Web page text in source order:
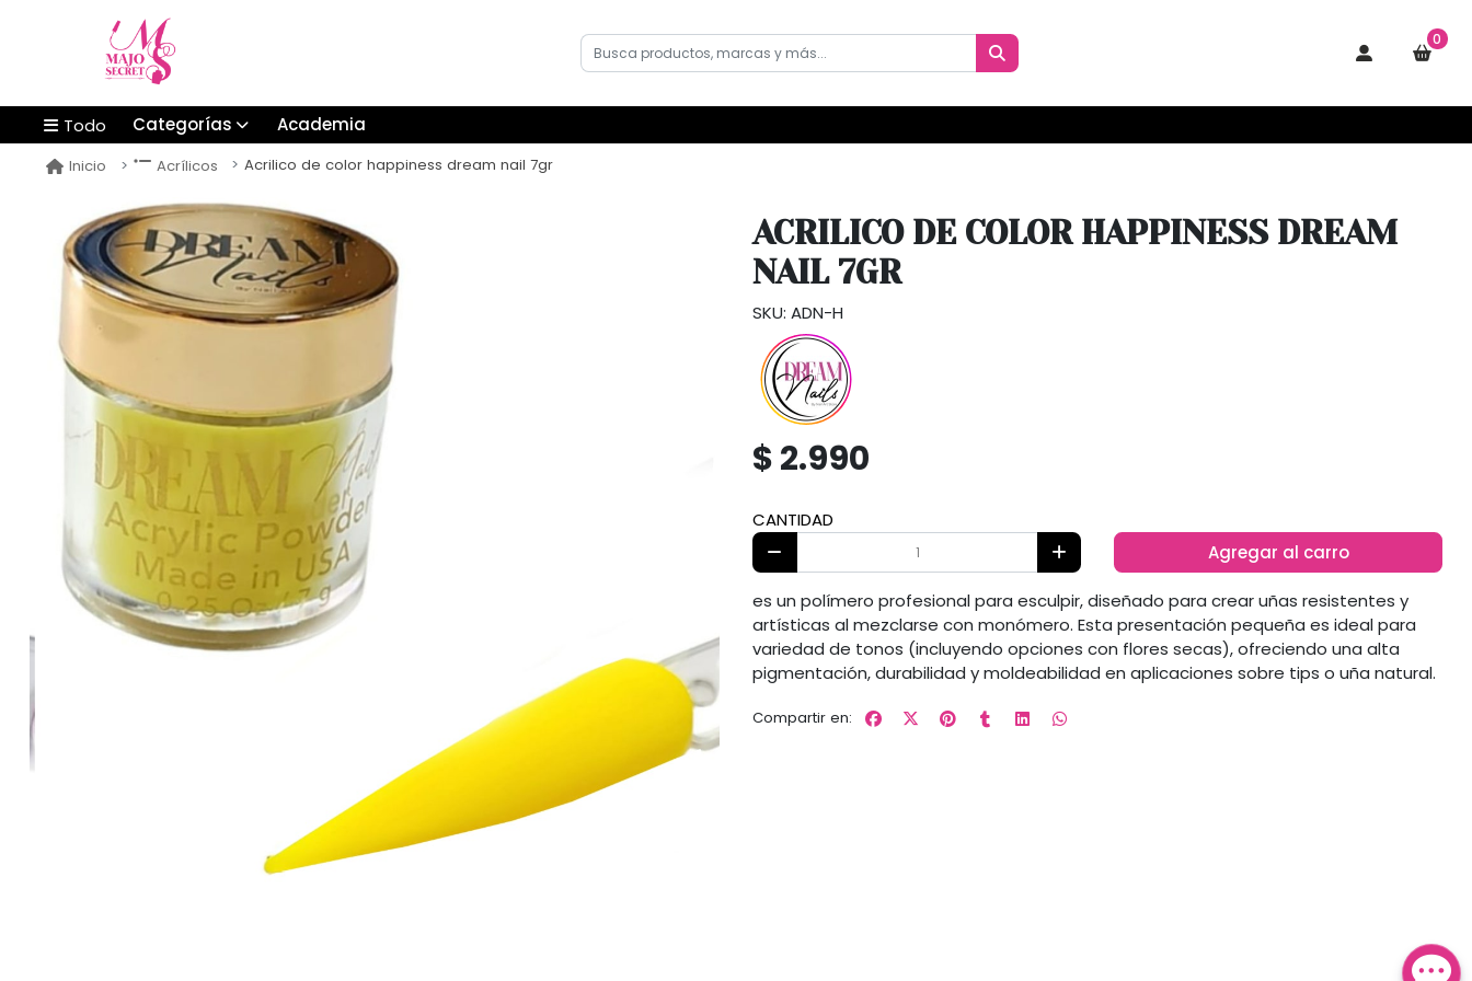
0
Todo Categorías Academia
Inicio Acrílicos Acrilico de color happiness dream nail 7gr
ACRILICO DE COLOR HAPPINESS DREAM
NAIL 7GR
SKU: ADN-H
$ 2.990
CANTIDAD
Agregar al carro
es un polímero profesional para esculpir, diseñado para crear uñas resistentes y
artísticas al mezclarse con monómero. Esta presentación pequeña es ideal para
variedad de tonos (incluyendo opciones con flores secas), ofreciendo una alta
pigmentación, durabilidad y moldeabilidad en aplicaciones sobre tips o uña natural.
Compartir en: